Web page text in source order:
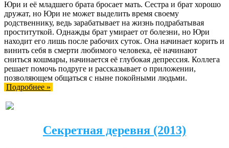
Юри и её младшего брата бросает мать. Сестра и брат хорошо
дружат, но Юри не может выделить время своему
родственнику, ведь зарабатывает на жизнь подрабатывая
проституткой. Однажды брат умирает от болезни, но Юри
находит его лишь после рабочих суток. Она начинает корить и
винить себя в смерти любимого человека, её начинают
сниться кошмары, начинается её глубокая депрессия. Коллега
решает помочь подруге и рассказывает о приложении,
позволяющем общаться с ныне покойными людьми.
Подробнее »
Секретная деревня (2013)